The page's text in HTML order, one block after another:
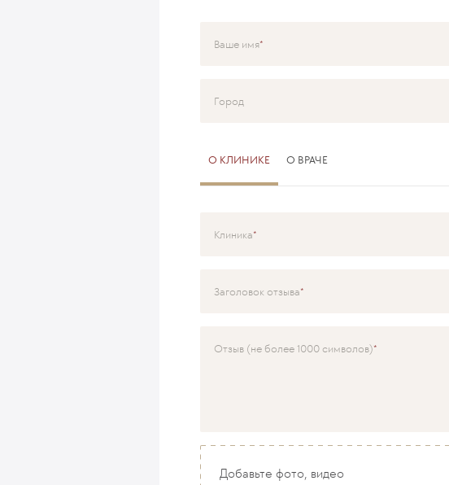
Ваше имя
Город
О КЛИНИКЕ О ВРАЧЕ
Клиника
Специализация
Заголовок отзыва
Отзыв (не более 1000 символов)
Добавьте фото, видео